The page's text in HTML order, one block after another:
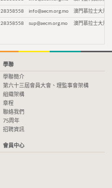
28358558 info@aecm.org.mo 澳門慕拉士大馬
28358558 sup@aecm.org.mo 澳門慕拉士大馬
學聯
學聯簡介
第六十三屆會員大會、理監事會架構
組織架構
章程
聯絡我們
75周年
招聘資訊
會員中心